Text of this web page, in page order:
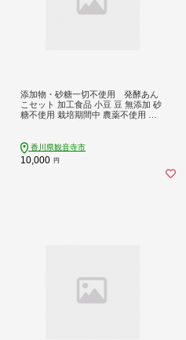
添加物・砂糖一切不使用 発酵あん
こセット 加工食品 小豆 豆 無添加 砂
糖不使用 栽培期間中 農薬不使用 生
香川県観音寺市
10,000 円